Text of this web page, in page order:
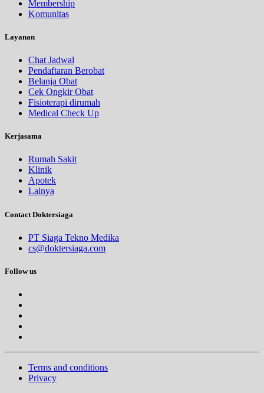
Membership
Komunitas
Layanan
Chat Jadwal
Pendaftaran Berobat
Belanja Obat
Cek Ongkir Obat
Fisioterapi dirumah
Medical Check Up
Kerjasama
Rumah Sakit
Klinik
Apotek
Lainya
Contact Doktersiaga
PT Siaga Tekno Medika
cs@doktersiaga.com
Follow us
Terms and conditions
Privacy